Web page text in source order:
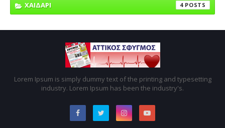
ΧΑΙΔΑΡΙ 4
Lorem Ipsum is simply dummy text of the printing and typesetting
industry. Lorem Ipsum has been the industry's.